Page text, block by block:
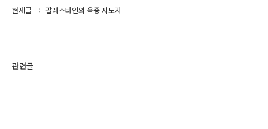
현재글 팔레스타인의 옥중 지도자
관련글